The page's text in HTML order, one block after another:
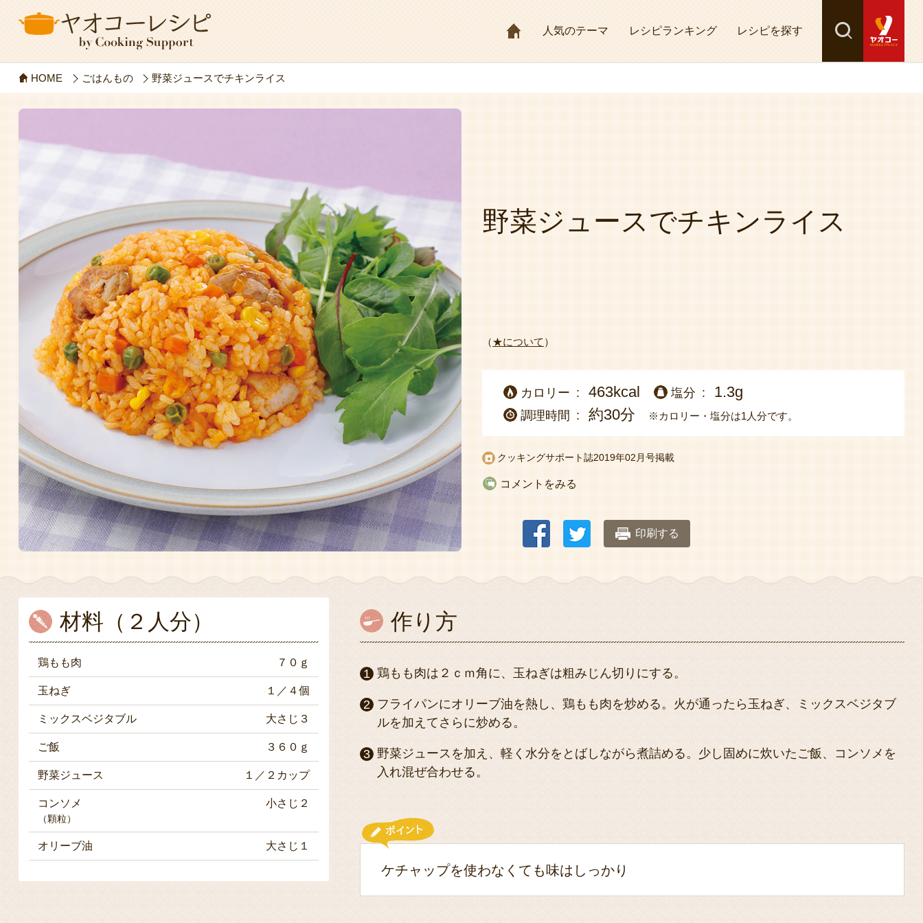
HOME人気のテーマ レシピランキング レシピを探す 検索
探す
HOME ごはんもの 野菜ジュースでチキンライス
野菜ジュースでチキンライス
（★について ）
カロリー 463kcal 塩分 1.3g
調理時間 約30分 ※カロリー・塩分は1人分です。
クッキングサポート誌2019年02月号掲載
コメントをみる
印刷する
材料（２人分）
鶏もも肉 ７０ｇ
玉ねぎ １／４個
ミックスベジタブル 大さじ３
ご飯 ３６０ｇ
野菜ジュース １／２カップ
コンソメ 小さじ２
（顆粒）
オリーブ油 大さじ１
作り方
鶏もも肉は２ｃｍ角に、玉ねぎは粗みじん切りにする。
フライパンにオリーブ油を熱し、鶏もも肉を炒める。火が通ったら玉ねぎ、ミックスベジタブ
ルを加えてさらに炒める。
野菜ジュースを加え、軽く水分をとばしながら煮詰める。少し固めに炊いたご飯、コンソメを
入れ混ぜ合わせる。
ケチャップを使わなくても味はしっかり